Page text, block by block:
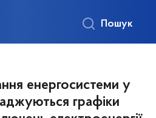
Пошук
енергосистеми у
графіки